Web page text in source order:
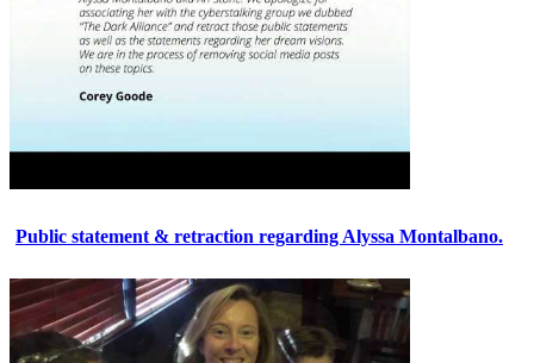
Public statement & retraction regarding Alyssa Montalbano.